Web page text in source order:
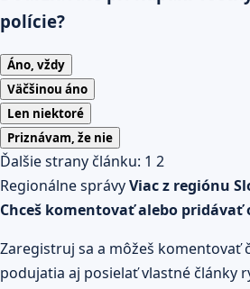
polície?
Áno, vždy
Väčšinou áno
Len niektoré
Priznávam, že nie
Ďalšie strany článku: 1 2
Regionálne správyViac z regiónu
Chceš komentovať alebo pridávať
Zaregistruj sa a môžeš komentovať
podujatia aj posielať vlastné články